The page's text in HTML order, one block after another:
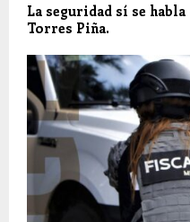
La seguridad sí se
Torres Piña.